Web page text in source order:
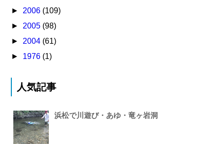
► 2006 (109)
► 2005 (98)
► 2004 (61)
► 1976 (1)
人気記事
浜松で川遊び・あゆ・竜ヶ岩洞